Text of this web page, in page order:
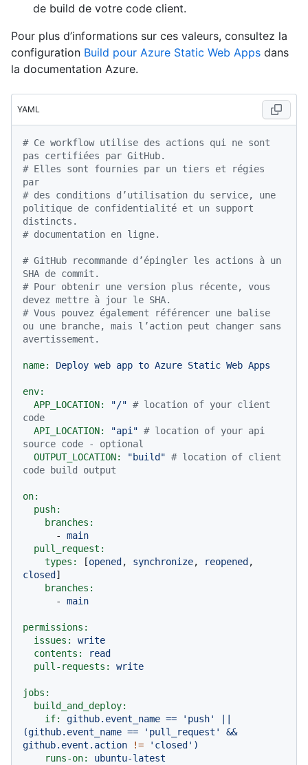
de build de votre code client.
Pour plus d’informations sur ces valeurs, consultez la
configuration Build pour Azure Static Web Apps dans
la documentation Azure.
YAML
# Ce workflow utilise des actions qui ne sont
pas certifiées par GitHub.
# Elles sont fournies par un tiers et régies
par
# des conditions d’utilisation du service, une
politique de confidentialité et un support
distincts.
# documentation en ligne.
# GitHub recommande d’épingler les actions à un
SHA de commit.
# Pour obtenir une version plus récente, vous
devez mettre à jour le SHA.
# Vous pouvez également référencer une balise
ou une branche, mais l’action peut changer sans
avertissement.
name: Deploy web app to Azure Static Web Apps
env:
APP_LOCATION:
"/" # location of your client
code
API_LOCATION:
"api" # location of your api
source code - optional
OUTPUT_LOCATION:
"build" # location of client
code build output
on:
push:
branches:
-
main
pull_request:
types:
[opened , synchronize, reopened
closed ]
branches:
-
main
permissions:
issues:
write
contents:
read
pull-requests:
write
jobs:
build_and_deploy:
if:
github.event_name == 'push'
(github.event_name == 'pull_request'
&&
github.event.action
!= 'closed' )
runs-on:
ubuntu-latest